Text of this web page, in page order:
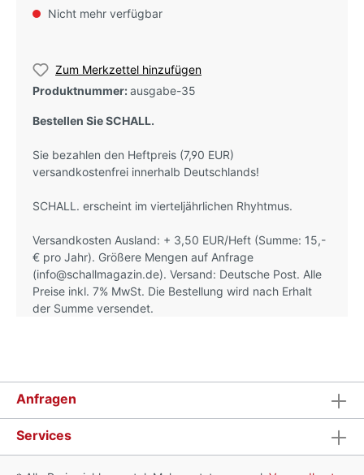
Nicht mehr verfügbar
Zum Merkzettel hinzufügen
Produktnummer:ausgabe-35
Bestellen Sie SCHALL.
Sie bezahlen den Heftpreis (7,90 EUR)
versandkostenfrei innerhalb Deutschlands!
SCHALL. erscheint im vierteljährlichen Rhyhtmus.
Versandkosten Ausland: + 3,50 EUR/Heft (Summe: 15,-
€ pro Jahr). Größere Mengen auf Anfrage
(info@schallmagazin.de). Versand: Deutsche Post. Alle
Preise inkl. 7% MwSt. Die Bestellung wird nach Erhalt
der Summe versendet.
Anfragen
Services